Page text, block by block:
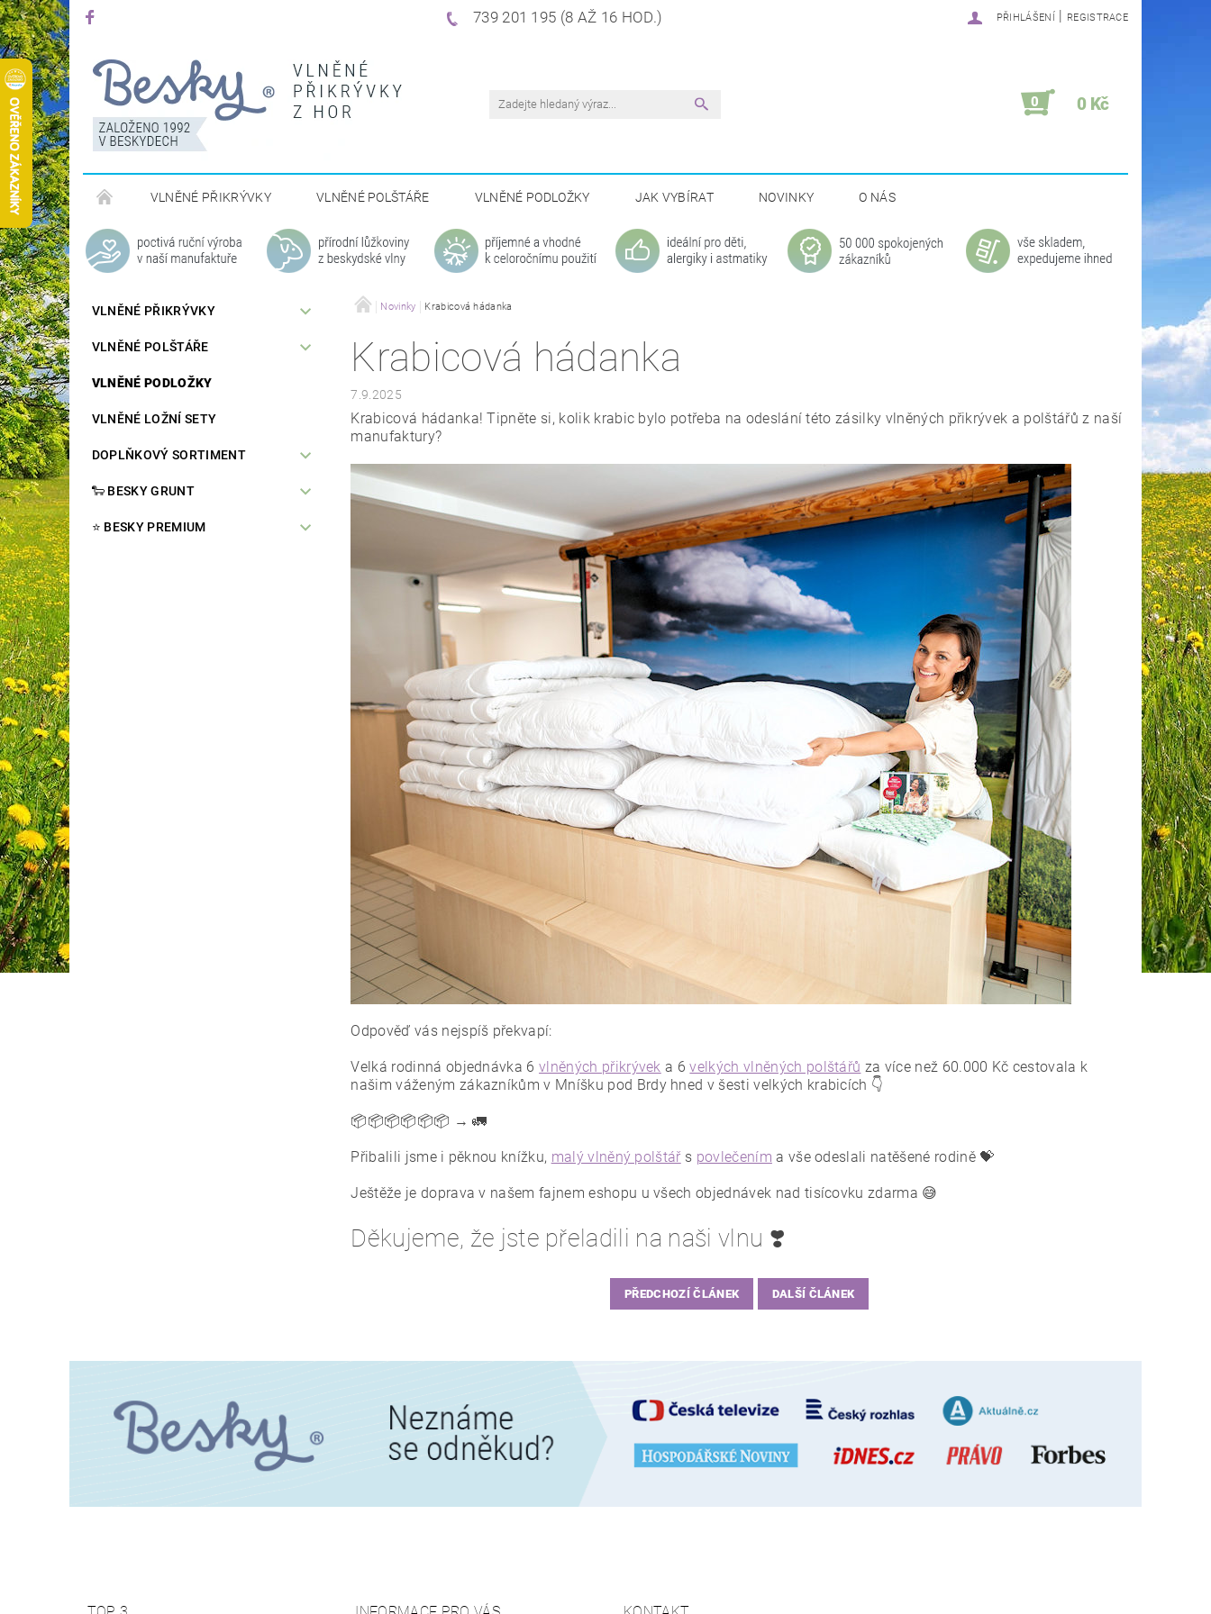
739 201 195 (8 AŽ 16 HOD.) PŘIHLÁŠENÍ | REGISTRACE
0 0 Kč
VLNĚNÉ PŘIKRÝVKY VLNĚNÉ POLŠTÁŘE VLNĚNÉ PODLOŽKY JAK VYBÍRAT NOVINKY O NÁS
VLNĚNÉ PŘIKRÝVKY
VLNĚNÉ POLŠTÁŘE
VLNĚNÉ PODLOŽKY
VLNĚNÉ LOŽNÍ SETY
DOPLŇKOVÝ SORTIMENT
🐑 BESKY GRUNT
⭐️ BESKY PREMIUM
Novinky Krabicová hádanka
Krabicová hádanka
7.9.2025
Krabicová hádanka! Tipněte si, kolik krabic bylo potřeba na odeslání této zásilky vlněných přikrývek a polštářů z naší
manufaktury?
Odpověď vás nejspíš překvapí:
Velká rodinná objednávka 6vlněných přikrývek a 6velkých vlněných polštářů za více než 60.000 Kč cestovala k
našim váženým zákazníkům v Mníšku pod Brdy hned v šesti velkých krabicích 👇
📦📦📦📦📦📦 → 🚛
Přibalili jsme i pěknou knížku, malý vlněný polštář s povlečením a vše odeslali natěšené rodině 💝
Ještěže je doprava v našem fajnem eshopu u všech objednávek nad tisícovku zdarma 😅
Děkujeme, že jste přeladili na naši vlnu ❣️
PŘEDCHOZÍ ČLÁNEK DALŠÍ ČLÁNEK